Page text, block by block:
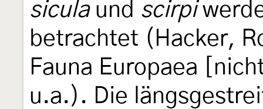
siculaund scirpi
betrachtet (Hacker,
Fauna Europaea
u.a.). Die